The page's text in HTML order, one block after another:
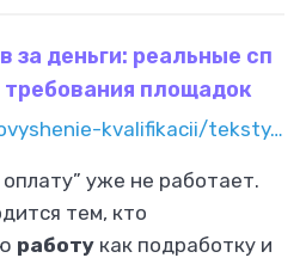
за деньги: реальные сп
площадок
/povyshenie-kvalifikacii/teksty/otzyvy/kak-napisat-otzyv-za-dengi-realnye-sposoby-zarabotka-i-trebovani
уже не работает.
тем, кто
работу как подработку и